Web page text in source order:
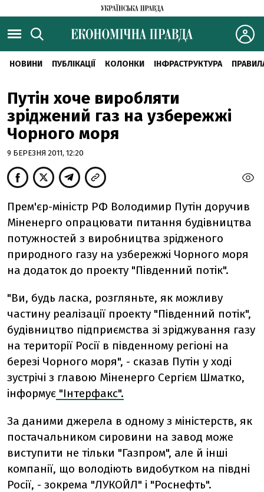
НОВИНИ ПУБЛІКАЦІЇ КОЛОНКИ ІНФРАСТРУКТУРА
Путін хоче виробляти
зріджений газ на узбережжі
Чорного моря
9 БЕРЕЗНЯ 2011, 12:20
Прем'єр-міністр РФ Володимир Путін доручив
Міненерго опрацювати питання будівництва
потужностей з виробництва зрідженого
природного газу на узбережжі Чорного моря
на додаток до проекту "Південний потік".
"Ви, будь ласка, розгляньте, як можливу
частину реалізації проекту "Південний потік",
будівництво підприємства зі зріджування газу
на території Росії в південному регіоні на
березі Чорного моря", - сказав Путін у ході
зустрічі з главою Міненерго Сергієм Шматко,
інформує "Інтерфакс".
За даними джерела в одному з міністерств, як
постачальником сировини на завод може
виступити не тільки "Газпром", але й інші
компанії, що володіють видобутком на півдні
Росії, - зокрема "ЛУКОЙЛ" і "Роснефть".